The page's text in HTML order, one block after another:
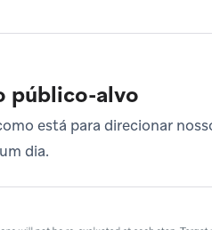
público-alvo
está para direcionar
dia.